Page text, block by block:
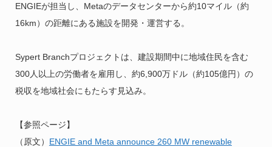
ENGIEが担当し、Metaのデータセンターから約10マイル（約
16km）の距離にある施設を開発・運営する。
Sypert Branchプロジェクトは、建設期間中に地域住民を含む
300人以上の労働者を雇用し、約6,900万ドル（約105億円）の
税収を地域社会にもたらす見込み。
【参照ページ】
（原文） ENGIE and Meta announce 260 MW renewable